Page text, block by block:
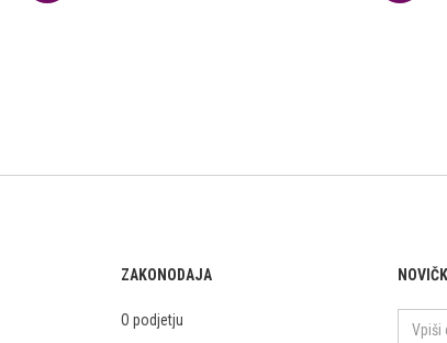
ZAKONODAJA
O podjetju